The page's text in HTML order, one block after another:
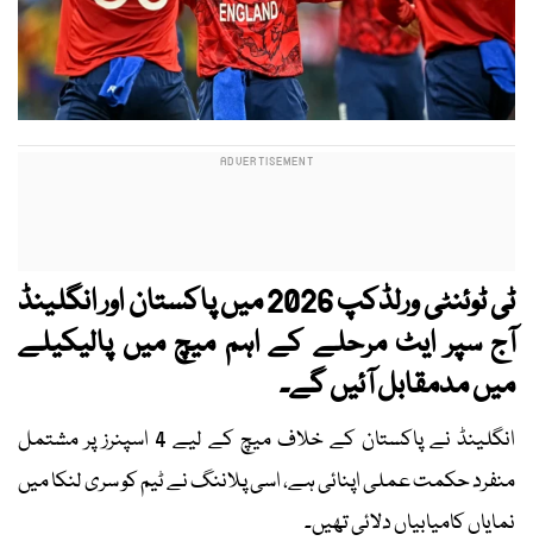
ٹی ٹوئنٹی ورلڈکپ 2026 میں پاکستان اور انگلینڈ
آج سپر ایٹ مرحلے کے اہم میچ میں پالیکیلے
میں مدمقابل آئیں گے۔
انگلینڈ نے پاکستان کے خلاف میچ کے لیے 4 اسپنرز پر مشتمل
منفرد حکمت عملی اپنائی ہے، اسی پلاننگ نے ٹیم کو سری لنکا میں
نمایاں کامیابیاں دلائی تھیں۔